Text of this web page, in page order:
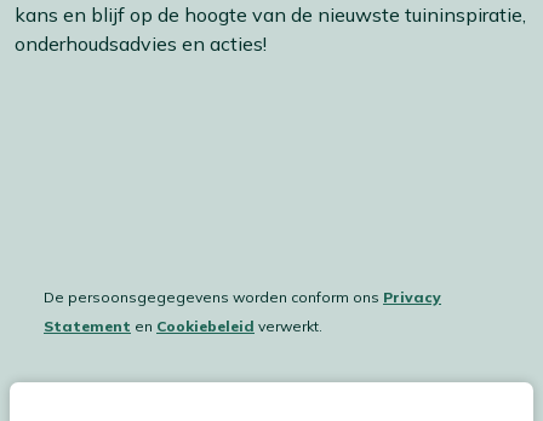
kans en blijf op de hoogte van de nieuwste tuininspiratie,
onderhoudsadvies en acties!
De persoonsgegegevens worden conform ons Privacy
Statement en Cookiebeleid verwerkt.